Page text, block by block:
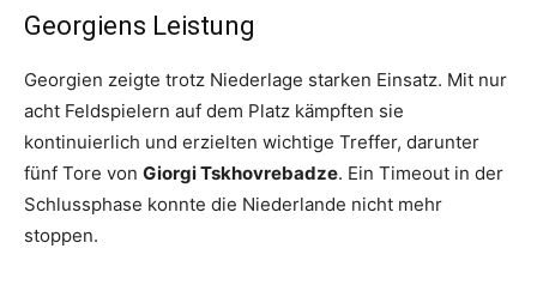
Georgiens Leistung
Georgien zeigte trotz Niederlage starken Einsatz. Mit nur
acht Feldspielern auf dem Platz kämpften sie
kontinuierlich und erzielten wichtige Treffer, darunter
fünf Tore von Giorgi Tskhovrebadze. Ein Timeout in der
Schlussphase konnte die Niederlande nicht mehr
stoppen.